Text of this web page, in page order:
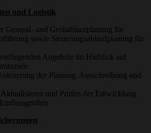
und Logistik
General- und Grobablaufplanung für
sowie Steuerungsablaufplanung für
Angebote im Hinblick auf
steuerung der Planung, Ausschreibung und
und Prüfen der Entwicklung